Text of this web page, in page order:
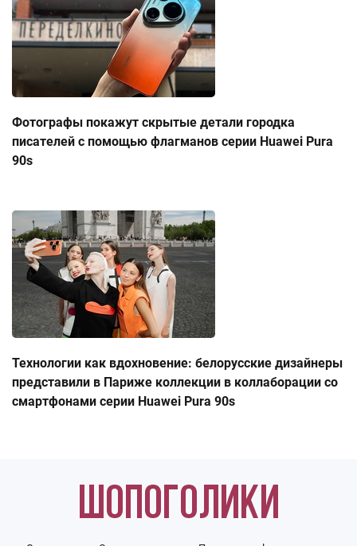
Фотографы покажут скрытые детали городка
писателей с помощью флагманов серии Huawei Pura
90s
Технологии как вдохновение: белорусские дизайнеры
представили в Париже коллекции в коллаборации со
смартфонами серии Huawei Pura 90s